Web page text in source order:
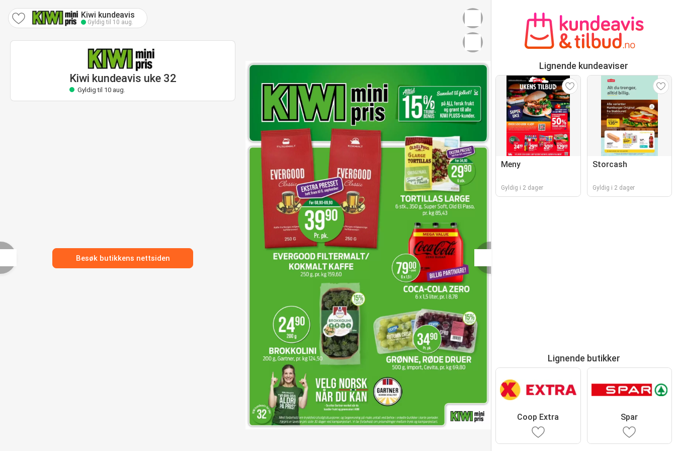
Kiwi kundeavis
Gyldig til 10 aug.
Kiwi kundeavis uke 32
Gyldig til 10 aug.
Besøk butikkens nettsiden
Lignende kundeaviser
Meny
Gyldig i 2 dager
Storcash
Gyldig i 2 dager
Lignende butikker
Coop Extra Spar